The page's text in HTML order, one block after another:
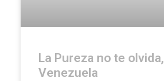
La Pureza no te olvida,
Venezuela